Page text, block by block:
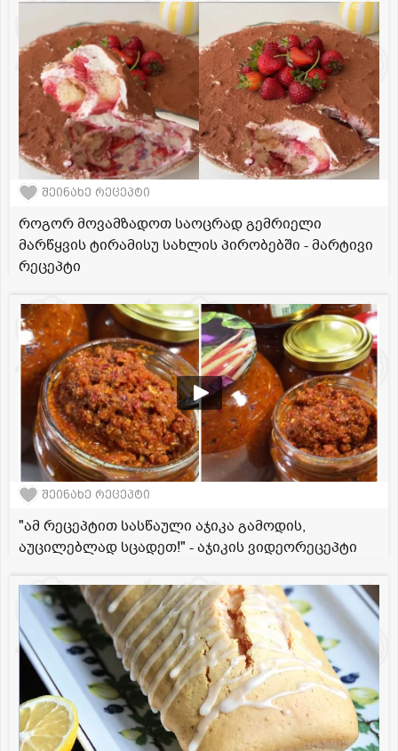
შეინახე რეცეპტი
როგორ მოვამზადოთ საოცრად გემრიელი
მარწყვის ტირამისუ სახლის პირობებში - მარტივი
რეცეპტი
შეინახე რეცეპტი
"ამ რეცეპტით სასწაული აჯიკა გამოდის,
აუცილებლად სცადეთ!" - აჯიკის ვიდეორეცეპტი